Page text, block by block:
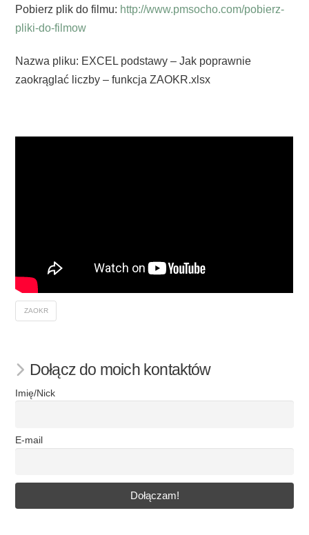
Pobierz plik do filmu: http://www.pmsocho.com/pobierz-
pliki-do-filmow
Nazwa pliku: EXCEL podstawy – Jak poprawnie
zaokrąglać liczby – funkcja ZAOKR.xlsx
ZAOKR
Dołącz do moich kontaktów
Imię/Nick
E-mail